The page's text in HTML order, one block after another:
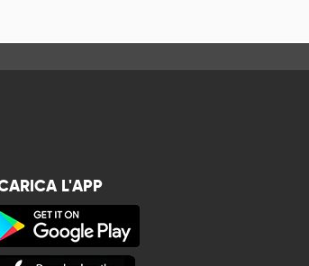
L'APP